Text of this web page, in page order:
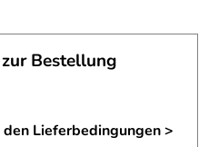
sind nicht mehr
Stromverbrauch (ca.
Tannenbaum
Klarlack lackiert
cm
Bestellung
Lieferbedingungen >